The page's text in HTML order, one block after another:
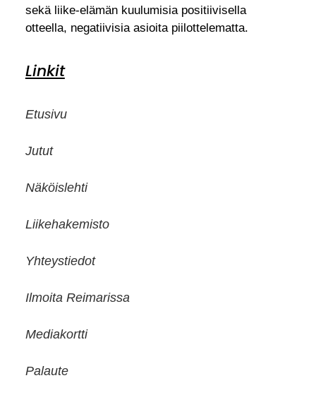
sekä liike-elämän kuulumisia positiivisella
otteella, negatiivisia asioita piilottelematta.
Linkit
Etusivu
Jutut
Näköislehti
Liikehakemisto
Yhteystiedot
Ilmoita Reimarissa
Mediakortti
Palaute